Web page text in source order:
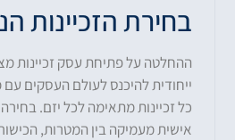
בחירת הזכיינות
ההחלטה על פתיחת עסק זכיינות
ייחודית להיכנס לעולם העסקים עם
כל זכיינות מתאימה לכל יזם.
אישית מעמיקה בין המטרות,